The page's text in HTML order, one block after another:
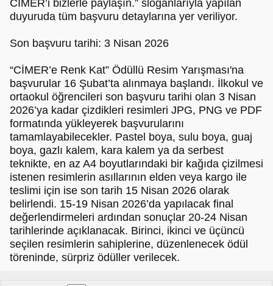
CİMER’i bizlerle paylaşın.” sloganlarıyla yapılan
duyuruda tüm başvuru detaylarına yer veriliyor.
Son başvuru tarihi: 3 Nisan 2026
“CİMER’e Renk Kat” Ödüllü Resim Yarışması'na
başvurular 16 Şubat’ta alınmaya başlandı. İlkokul ve
ortaokul öğrencileri son başvuru tarihi olan 3 Nisan
2026’ya kadar çizdikleri resimleri JPG, PNG ve PDF
formatında yükleyerek başvurularını
tamamlayabilecekler. Pastel boya, sulu boya, guaj
boya, gazlı kalem, kara kalem ya da serbest
teknikte, en az A4 boyutlarındaki bir kağıda çizilmesi
istenen resimlerin asıllarının elden veya kargo ile
teslimi için ise son tarih 15 Nisan 2026 olarak
belirlendi. 15-19 Nisan 2026’da yapılacak final
değerlendirmeleri ardından sonuçlar 20-24 Nisan
tarihlerinde açıklanacak. Birinci, ikinci ve üçüncü
seçilen resimlerin sahiplerine, düzenlenecek ödül
töreninde, sürpriz ödüller verilecek.